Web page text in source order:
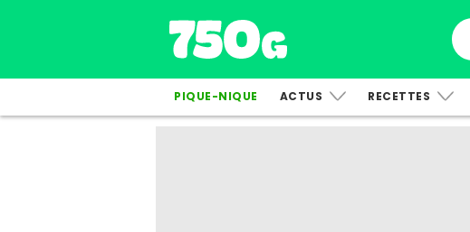
PIQUE-NIQUE ACTUS RECETTES